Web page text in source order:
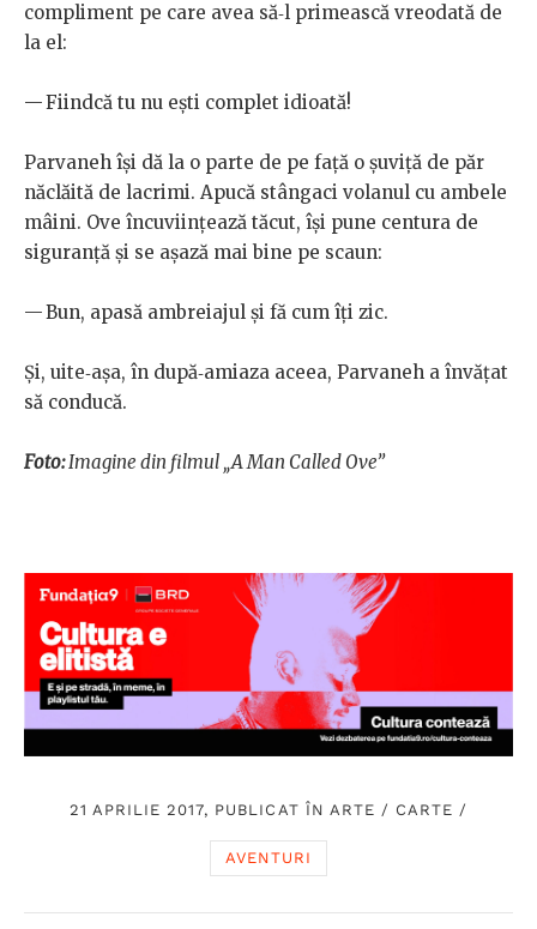
compliment pe care avea să‑l primească vreodată de
la el:
— Fiindcă tu nu ești complet idioată!
Parvaneh își dă la o parte de pe față o șuviță de păr
năclăită de lacrimi. Apucă stângaci volanul cu ambele
mâini. Ove încuviințează tăcut, își pune centura de
siguranță și se așază mai bine pe scaun:
— Bun, apasă ambreiajul și fă cum îți zic.
Și, uite‑așa, în după‑amiaza aceea, Parvaneh a învățat
să conducă.
Foto:Imagine din filmul „A Man Called Ove”
21 APRILIE 2017, PUBLICAT ÎN ARTE / CARTE /
AVENTURI